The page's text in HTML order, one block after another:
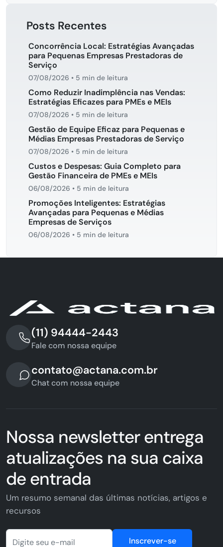
Posts Recentes
Concorrência Local: Estratégias Avançadas
para Pequenas Empresas Prestadoras de
Serviço
07/08/2026 • 5 min de leitura
Como Reduzir Inadimplência nas Vendas:
Estratégias Eficazes para PMEs e MEIs
07/08/2026 • 5 min de leitura
Gestão de Equipe Eficaz para Pequenas e
Médias Empresas Prestadoras de Serviço
07/08/2026 • 5 min de leitura
Custos e Despesas: Guia Completo para
Gestão Financeira de PMEs e MEIs
06/08/2026 • 5 min de leitura
Promoções Inteligentes: Estratégias
Avançadas para Pequenas e Médias
Empresas de Serviços
06/08/2026 • 5 min de leitura
(11) 94444-2443
Fale com nossa equipe
contato@actana.com.br
Chat com nossa equipe
Nossa newsletter entrega
atualizações na sua caixa
de entrada
Um resumo semanal das últimas notícias, artigos e
recursos
Inscrever-se